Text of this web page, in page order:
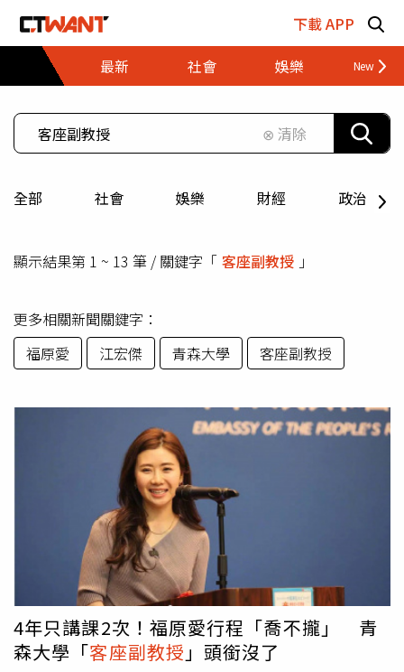
下載 APP
最新
社會 娛樂 財經
⊗ 清除
全部 社會 娛樂 財經 政治
顯示結果第 1 ~ 13 筆 / 關鍵字「 客座副教授 」
更多相關新聞關鍵字：
福原愛
江宏傑 青森大學 客座副教授
4年只講課2次！福原愛行程「喬不攏」 青
森大學「客座副教授 」頭銜沒了